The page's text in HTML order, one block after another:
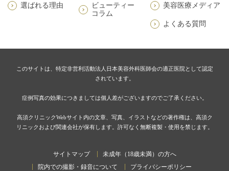
選ばれる理由
ビューティー
コラム
美容医療メディア
よくある質問
このサイトは、特定非営利活動法人日本美容外科医師会の適正医院として認定
されています。
症例写真の効果につきましては個人差がございますのでご了承ください。
高須クリニックWebサイト内の文章、写真、イラストなどの著作権は、高須ク
リニックおよび関連会社が保有します。許可なく無断複製・使用を禁じます。
サイトマップ
未成年（18歳未満）の方へ
院内での撮影・録音について
プライバシーポリシー